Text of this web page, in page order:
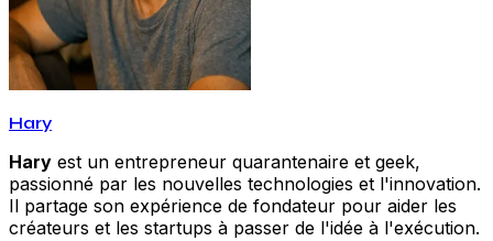
Hary
Hary est un entrepreneur quarantenaire et geek,
passionné par les nouvelles technologies et l'innovation.
Il partage son expérience de fondateur pour aider les
créateurs et les startups à passer de l'idée à l'exécution.